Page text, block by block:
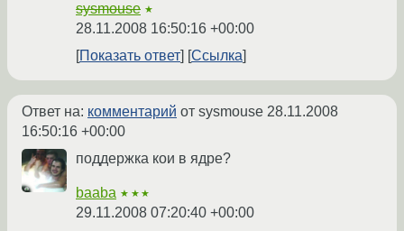
sysmouse ★
28.11.2008 16:50:16 +00:00
Показать ответ
Ссылка
Ответ на: комментарий от sysmouse 28.11.2008
16:50:16 +00:00
поддержка кои в ядре?
baaba ★★★
29.11.2008 07:20:40 +00:00